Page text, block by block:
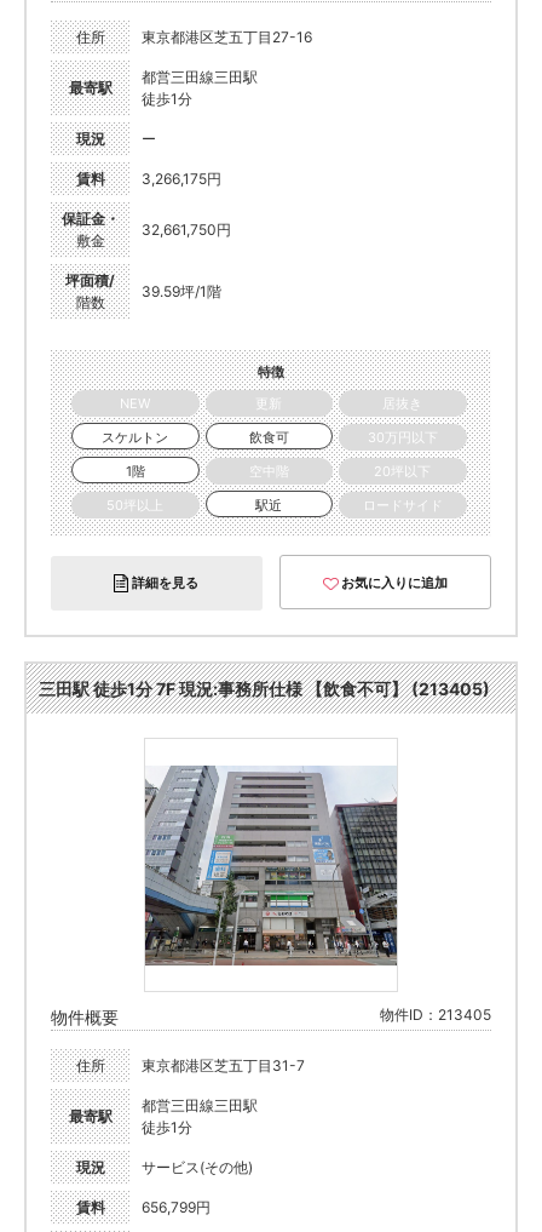
住所 東京都港区芝五丁目27-16
最寄駅
都営三田線三田駅
徒歩1分
現況 ー
賃料 3,266,175円
保証金・
敷金
32,661,750円
坪面積/
階数
39.59坪/1階
特徴
NEW
更新
居抜き
スケルトン
飲食可
30万円以下
1階
空中階
20坪以下
50坪以上
駅近 ロードサイド
詳細を見る お気に入りに追加
三田駅 徒歩1分 7F 現況:事務所仕様 【飲食不可】 (213405)
物件概要 物件ID：213405
住所 東京都港区芝五丁目31-7
最寄駅
都営三田線三田駅
徒歩1分
現況 サービス(その他)
賃料 656,799円